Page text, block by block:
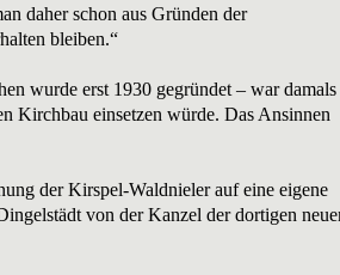
daher schon aus Gründen der
bleiben.“
wurde erst 1930 gegründet – war damals
Kirchbau einsetzen würde. Das Ansinnen
der Kirspel-Waldnieler auf eine eigene
von der Kanzel der dortigen